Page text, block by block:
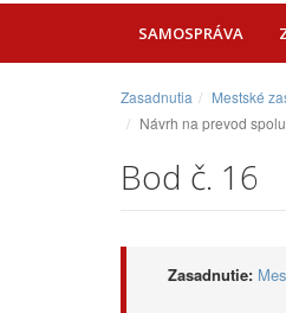
SAMOSPRÁVA
Zasadnutia
Mestské
Návrh na prevod
Bod č. 16
Zasadnutie: